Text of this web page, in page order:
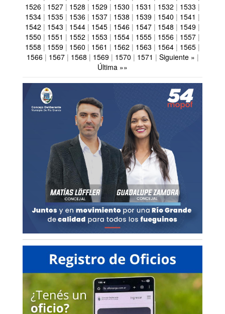
1526 | 1527 | 1528 | 1529 | 1530 | 1531 | 1532 | 1533 |
1534 | 1535 | 1536 | 1537 | 1538 | 1539 | 1540 | 1541 |
1542 | 1543 | 1544 | 1545 | 1546 | 1547 | 1548 | 1549 |
1550 | 1551 | 1552 | 1553 | 1554 | 1555 | 1556 | 1557 |
1558 | 1559 | 1560 | 1561 | 1562 | 1563 | 1564 | 1565 |
1566| 1567| 1568 | 1569| 1570 | 1571 | Siguiente » |
Última »»